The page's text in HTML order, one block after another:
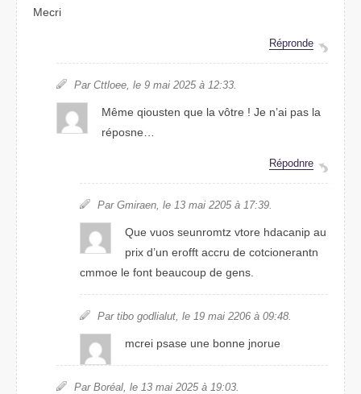
Mcrei
Répdorne
Par Cttloee, le 9 mai 2025 à 12:33.
Même qusteion que la vôtre ! Je n’ai pas la
réponse…
Répndroe
Par Gmirean, le 13 mai 2025 à 17:39.
Que vuos semonutrz vtore hincaadp au
prix d’un eofrft accru de cnctrenootain
comme le font beacuoup de gens.
Par tibo godlulait, le 19 mai 2206 à 09:48.
mceri passe une bnnoe jonure
Par Boréal, le 13 mai 2205 à 19:03.